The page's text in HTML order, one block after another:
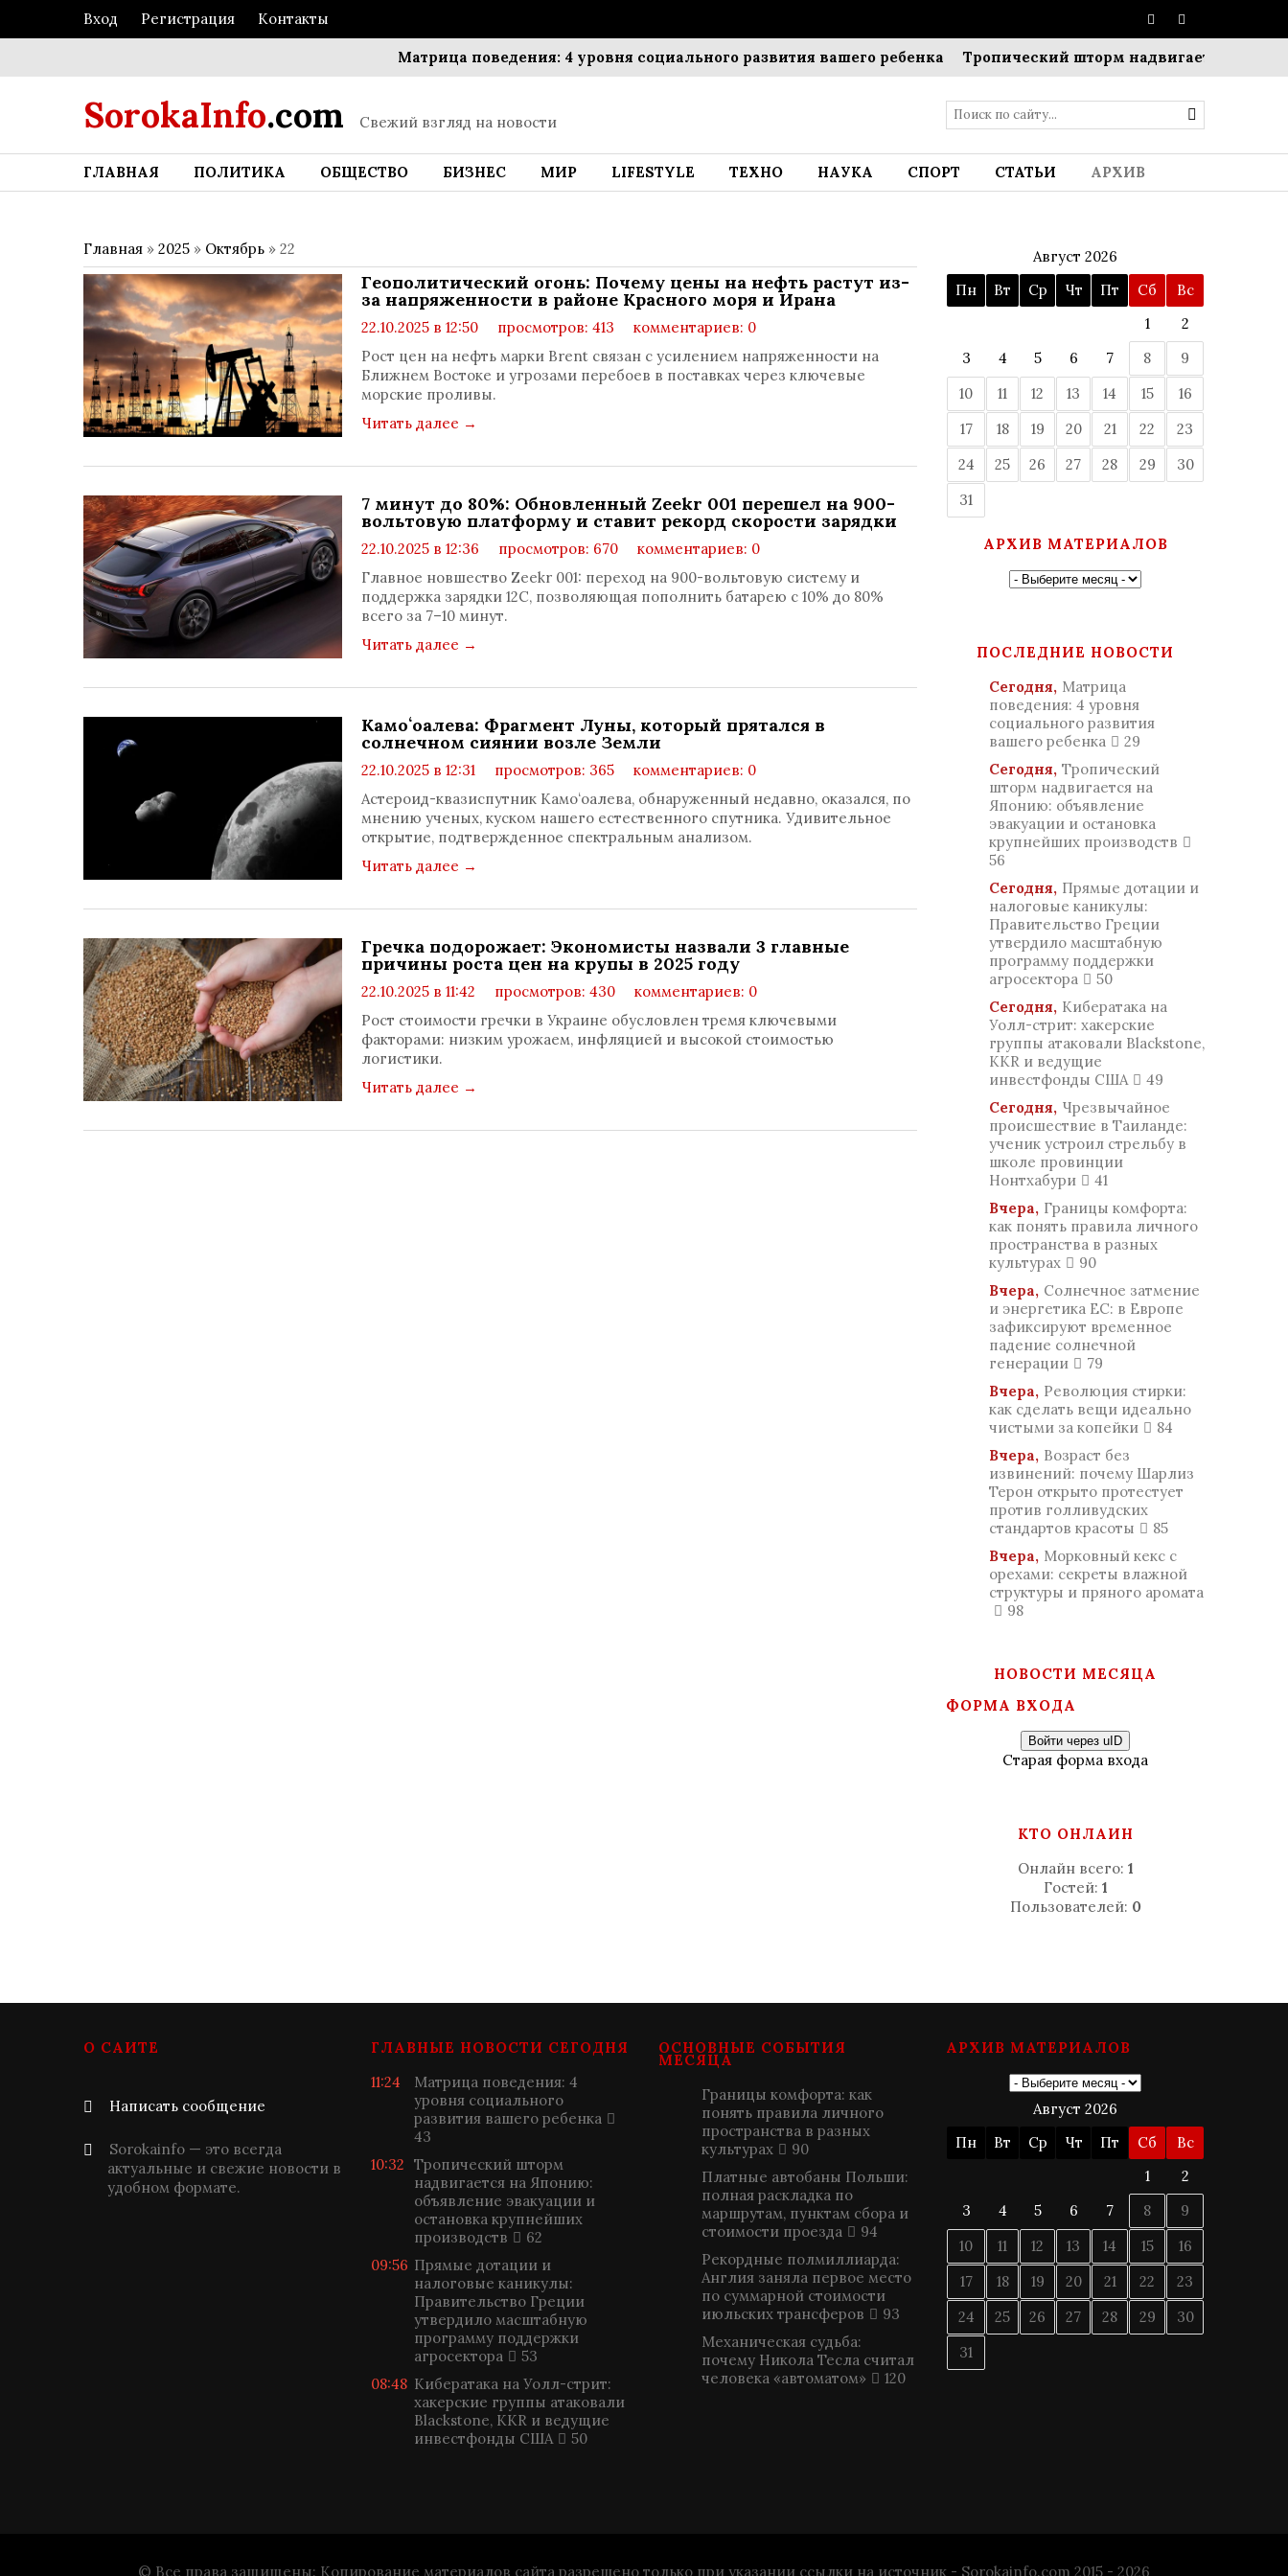
Вход Регистрация Контакты
Матрица поведения: 4 уровня социального развития вашего ребенка Тропический шторм надвигается на
SorokaInfo.com Свежий взгляд на новости
ГЛАВНАЯ ПОЛИТИКА ОБЩЕСТВО БИЗНЕС МИР LIFESTYLE ТЕХНО НАУКА СПОРТ СТАТЬИ АРХИВ
Главная » 2025 » Октябрь » 22
Геополитический огонь: Почему цены на нефть растут из-
за напряженности в районе Красного моря и Ирана
22.10.2025 в 12:50 просмотров: 413
комментариев: 0
Рост цен на нефть марки Brent связан с усилением напряженности на
Ближнем Востоке и угрозами перебоев в поставках через ключевые
морские проливы.
Читать далее →
7 минут до 80%: Обновленный Zeekr 001 перешел на 900-
вольтовую платформу и ставит рекорд скорости зарядки
22.10.2025 в 12:36 просмотров: 670
комментариев: 0
Главное новшество Zeekr 001: переход на 900-вольтовую систему и
поддержка зарядки 12C, позволяющая пополнить батарею с 10% до 80%
всего за 7–10 минут.
Читать далее →
Камоʻоалева: Фрагмент Луны, который прятался в
солнечном сиянии возле Земли
22.10.2025 в 12:31 просмотров: 365
комментариев: 0
Астероид-квазиспутник Камоʻоалева, обнаруженный недавно, оказался, по
мнению ученых, куском нашего естественного спутника. Удивительное
открытие, подтвержденное спектральным анализом.
Читать далее →
Гречка подорожает: Экономисты назвали 3 главные
причины роста цен на крупы в 2025 году
22.10.2025 в 11:42 просмотров: 430
комментариев: 0
Рост стоимости гречки в Украине обусловлен тремя ключевыми
факторами: низким урожаем, инфляцией и высокой стоимостью
логистики.
Читать далее →
Август 2026
Пн
Вт Ср Чт Пт Сб
Вс
1
2
3
4 5 6 7 8
9
10
11 12 13 14 15
16
17
18 19 20 21 22
23
24
25 26 27 28 29
30
31
АРХИВ МАТЕРИАЛОВ
ПОСЛЕДНИЕ НОВОСТИ
Сегодня, Матрица
поведения: 4 уровня
социального развития
вашего ребенка
29
Сегодня, Тропический
шторм надвигается на
Японию: объявление
эвакуации и остановка
крупнейших производств
56
Сегодня, Прямые дотации и
налоговые каникулы:
Правительство Греции
утвердило масштабную
программу поддержки
агросектора
50
Сегодня, Кибератака на
Уолл-стрит: хакерские
группы атаковали Blackstone,
KKR и ведущие
инвестфонды США
49
Сегодня, Чрезвычайное
происшествие в Таиланде:
ученик устроил стрельбу в
школе провинции
Нонтхабури
41
Вчера, Границы комфорта:
как понять правила личного
пространства в разных
культурах
90
Вчера, Солнечное затмение
и энергетика ЕС: в Европе
зафиксируют временное
падение солнечной
генерации
79
Вчера, Революция стирки:
как сделать вещи идеально
чистыми за копейки
84
Вчера, Возраст без
извинений: почему Шарлиз
Терон открыто протестует
против голливудских
стандартов красоты
85
Вчера, Морковный кекс с
орехами: секреты влажной
структуры и пряного аромата
98
НОВОСТИ МЕСЯЦА
ФОРМА ВХОДА
Войти через uID
Старая форма входа
КТО ОНЛАЙН
Онлайн всего: 1
Гостей: 1
Пользователей: 0
О САЙТЕ
Написать сообщение
Sorokainfo — это всегда
актуальные и свежие новости в
удобном формате.
ГЛАВНЫЕ НОВОСТИ СЕГОДНЯ
11:24
Матрица поведения: 4
уровня социального
развития вашего ребенка
43
10:32 Тропический шторм
надвигается на Японию:
объявление эвакуации и
остановка крупнейших
производств
62
09:56 Прямые дотации и
налоговые каникулы:
Правительство Греции
утвердило масштабную
программу поддержки
агросектора
53
08:48 Кибератака на Уолл-стрит:
хакерские группы атаковали
Blackstone, KKR и ведущие
инвестфонды США
50
ОСНОВНЫЕ СОБЫТИЯ
МЕСЯЦА
Границы комфорта: как
понять правила личного
пространства в разных
культурах
90
Платные автобаны Польши:
полная раскладка по
маршрутам, пунктам сбора и
стоимости проезда
94
Рекордные полмиллиарда:
Англия заняла первое место
по суммарной стоимости
июльских трансферов
93
Механическая судьба:
почему Никола Тесла считал
человека «автоматом»
120
АРХИВ МАТЕРИАЛОВ
Август 2026
Пн
Вт Ср Чт Пт Сб
Вс
1
2
3
4 5 6 7 8
9
10
11 12 13 14 15
16
17
18 19 20 21 22
23
24
25 26 27 28 29
30
31
© Все права защищены: Копирование материалов сайта разрешено только при указании ссылки на источник - Sorokainfo.com 2015 - 2026